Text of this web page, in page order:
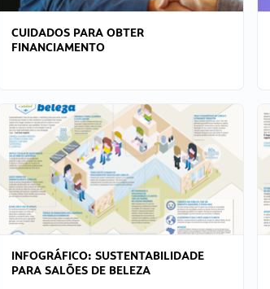
CUIDADOS PARA OBTER
FINANCIAMENTO
INFOGRÁFICO: SUSTENTABILIDADE
PARA SALÕES DE BELEZA